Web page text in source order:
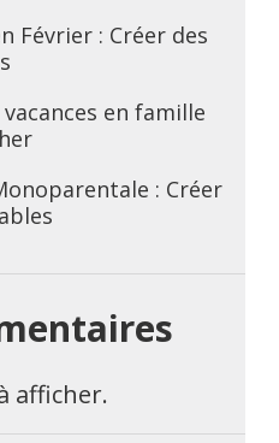
Février : Créer des
en famille
: Créer
afficher.